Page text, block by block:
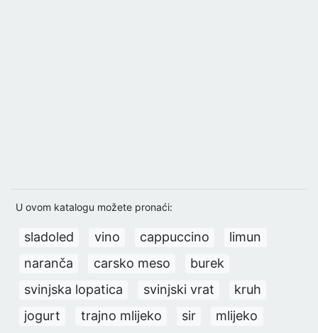
U ovom katalogu možete pronaći:
sladoled vino cappuccino
limun
naranča
carsko meso
burek
svinjska lopatica
svinjski vrat
kruh
jogurt
trajno mlijeko sir
mlijeko